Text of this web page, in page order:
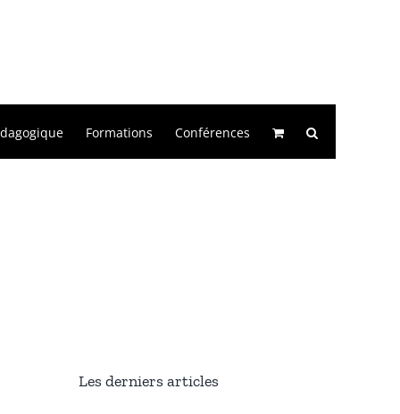
Formations Conférences
Les derniers articles